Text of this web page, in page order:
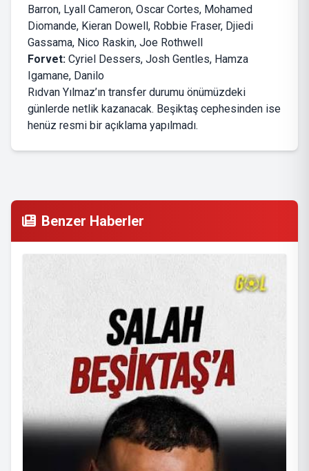
Barron, Lyall Cameron, Oscar Cortes, Mohamed
Diomande, Kieran Dowell, Robbie Fraser, Djiedi
Gassama, Nico Raskin, Joe Rothwell
Forvet: Cyriel Dessers, Josh Gentles, Hamza
Igamane, Danilo
Rıdvan Yılmaz’ın transfer durumu önümüzdeki
günlerde netlik kazanacak. Beşiktaş cephesinden ise
henüz resmi bir açıklama yapılmadı.
Benzer Haberler